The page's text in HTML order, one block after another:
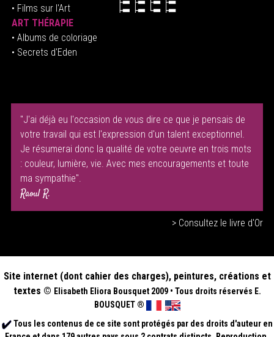
• Films sur l'Art
ART THÉRAPIE
• Albums de coloriage
• Secrets d'Eden
"J'ai déjà eu l'occasion de vous dire ce que je pensais de
votre travail qui est l'expression d'un talent exceptionnel.
Je résumerai donc la qualité de votre oeuvre en trois mots
: couleur, lumière, vie. Avec mes encouragements et toute
ma sympathie".
Raoul R.
> Consultez le livre d'Or
Site internet (dont cahier des charges), peintures, créations et
textes © Elisabeth Eliora Bousquet 2009 • Tous droits réservés E.
BOUSQUET ®
Tous les contenus de ce site sont protégés par des droits d'auteur en